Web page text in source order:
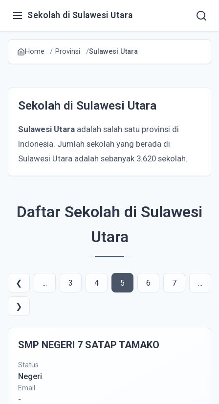
Sekolah di Sulawesi Utara
Home Provinsi Sulawesi Utara
Sekolah di Sulawesi Utara
Sulawesi Utara adalah salah satu provinsi di
Indonesia. Jumlah sekolah yang berada di
Sulawesi Utara adalah sebanyak 3.620 sekolah.
Daftar Sekolah di Sulawesi
Utara
❮ ... 3 4 5 6 7 ...
❯
SMP NEGERI 7 SATAP TAMAKO
Status
Negeri
Email
-